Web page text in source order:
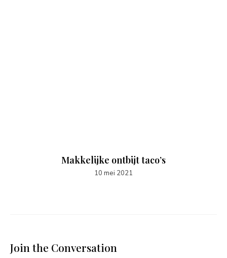
Makkelijke ontbijt taco’s
10 mei 2021
Join the Conversation